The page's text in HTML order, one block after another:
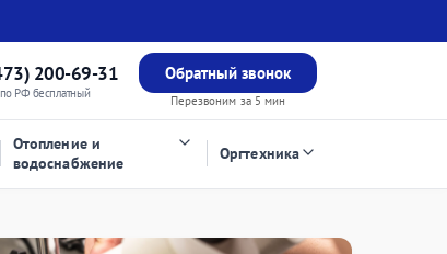
200-69-31
РФ бесплатный
Обратный звонок
Перезвоним за 5 мин
Отопление и
водоснабжение
Оргтехника